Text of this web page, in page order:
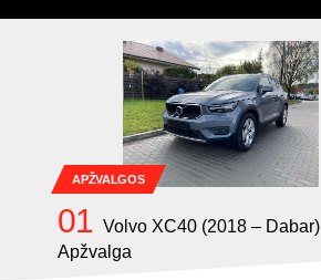
APŽVALGOS
Volvo XC40 (2018 – Dabar)
Apžvalga